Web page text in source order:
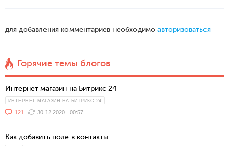
для добавления комментариев необходимо авторизоваться
Горячие темы блогов
Интернет магазин на Битрикс 24
ИНТЕРНЕТ МАГАЗИН НА БИТРИКС 24
121 30.12.2020 00:57
Как добавить поле в контакты